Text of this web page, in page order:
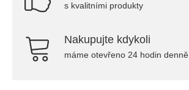
s kvalitními produkty
Nakupujte kdykoli
máme otevřeno 24 hodin denně